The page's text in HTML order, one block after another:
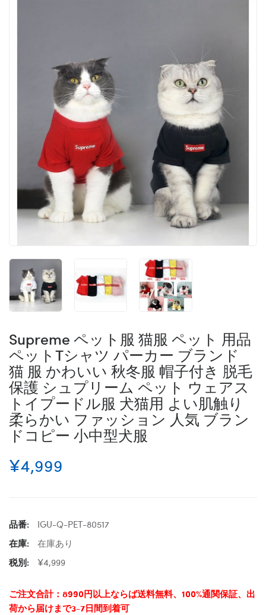
Supreme ペット服 猫服 ペット 用品
ペットTシャツ パーカー ブランド
猫 服 かわいい 秋冬服 帽子付き 脱毛
保護 シュプリーム ペット ウェアス
トイプードル服 犬猫用 よい肌触り
柔らかい ファッション 人気 ブラン
ドコピー 小中型犬服
¥4,999
品番:
IGU-Q-PET-80517
在庫:
在庫あり
税別:
¥4,999
ご注文合計：8990円以上ならば送料無料、100%通関保証、出
荷から届けまで3-7日間到着可